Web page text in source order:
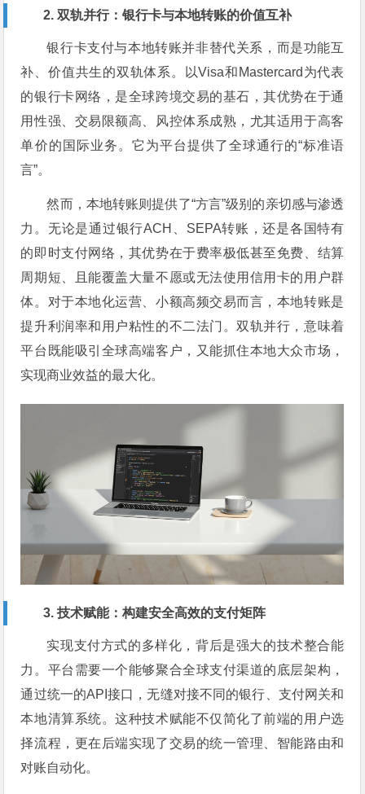
2. 双轨并行：银行卡与本地转账的价值互补
银行卡支付与本地转账并非替代关系，而是功能互
补、价值共生的双轨体系。以Visa和Mastercard为代表
的银行卡网络，是全球跨境交易的基石，其优势在于通
用性强、交易限额高、风控体系成熟，尤其适用于高客
单价的国际业务。它为平台提供了全球通行的“标准语
言”。
然而，本地转账则提供了“方言”级别的亲切感与渗透
力。无论是通过银行ACH、SEPA转账，还是各国特有
的即时支付网络，其优势在于费率极低甚至免费、结算
周期短、且能覆盖大量不愿或无法使用信用卡的用户群
体。对于本地化运营、小额高频交易而言，本地转账是
提升利润率和用户粘性的不二法门。双轨并行，意味着
平台既能吸引全球高端客户，又能抓住本地大众市场，
实现商业效益的最大化。
3. 技术赋能：构建安全高效的支付矩阵
实现支付方式的多样化，背后是强大的技术整合能
力。平台需要一个能够聚合全球支付渠道的底层架构，
通过统一的API接口，无缝对接不同的银行、支付网关和
本地清算系统。这种技术赋能不仅简化了前端的用户选
择流程，更在后端实现了交易的统一管理、智能路由和
对账自动化。